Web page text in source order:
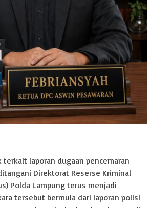
terkait laporan dugaan pencemaran
Direktorat Reserse Kriminal
Polda Lampung terus menjadi
tersebut bermula dari laporan polisi